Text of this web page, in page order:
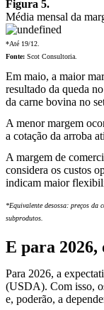
Figura 5.
Média mensal da
*Até 19/12.
Fonte: Scot Consultoria.
Em maio, a maior
resultado da queda
da carne bovina no
A menor margem
a cotação da arroba
A margem de
considera os custos
indicam maior
*Equivalente desossa: preços
subprodutos.
E para 2026,
Para 2026, a
(USDA). Com isso,
e, poderão, a